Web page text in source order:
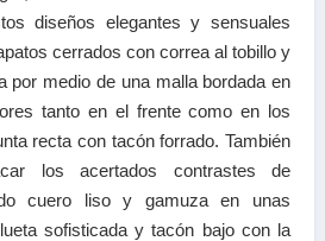
diseños elegantes y sensuales
cerrados con correa al tobillo y
por medio de una malla bordada en
tanto en el frente como en los
recta con tacón forrado. También
los acertados contrastes de
cuero liso y gamuza en unas
sofisticada y tacón bajo con la